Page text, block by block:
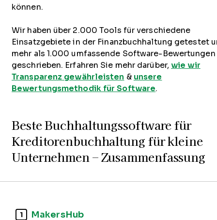
können.
Wir haben über 2.000 Tools für verschiedene
Einsatzgebiete in der Finanzbuchhaltung getestet
mehr als 1.000 umfassende Software-Bewertungen
geschrieben. Erfahren Sie mehr darüber,wie wir
Transparenz gewährleisten & unsere
Bewertungsmethodik für Software.
Beste Buchhaltungssoftware für
Kreditorenbuchhaltung für kleine
Unternehmen – Zusammenfassung
1 MakersHub